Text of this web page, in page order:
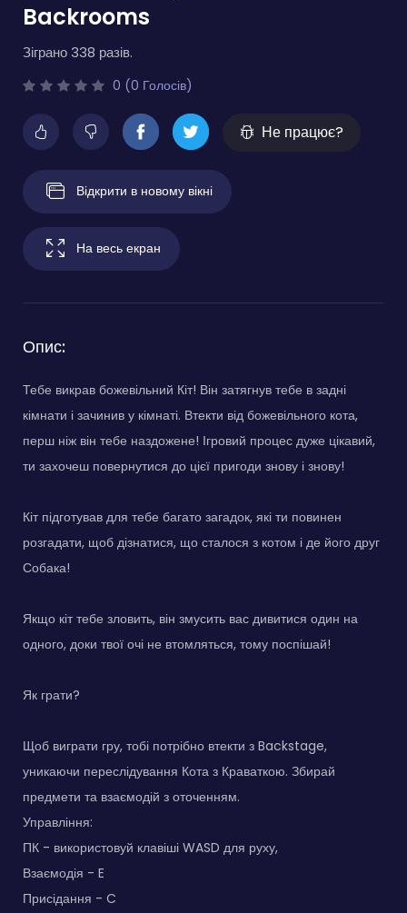
Backrooms
Зіграно 338 разів.
0 (0 Голосів)
Не працює?
Відкрити в новому вікні
На весь екран
Опис:
Тебе викрав божевільний Кіт! Він затягнув тебе в задні
кімнати і зачинив у кімнаті. Втекти від божевільного кота,
перш ніж він тебе наздожене! Ігровий процес дуже цікавий,
ти захочеш повернутися до цієї пригоди знову і знову!
Кіт підготував для тебе багато загадок, які ти повинен
розгадати, щоб дізнатися, що сталося з котом і де його друг
Собака!
Якщо кіт тебе зловить, він змусить вас дивитися один на
одного, доки твої очі не втомляться, тому поспішай!
Як грати?
Щоб виграти гру, тобі потрібно втекти з Backstage,
уникаючи переслідування Кота з Краваткою. Збирай
предмети та взаємодій з оточенням.
Управління:
ПК - використовуй клавіші WASD для руху,
Взаємодія - E
Присідання - C